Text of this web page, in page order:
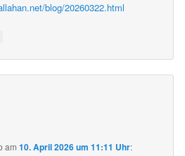
blog/20260322.html
am10. April 2026 um 11:11 Uhr: